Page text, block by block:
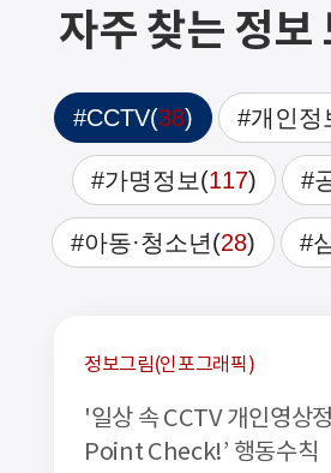
자주 찾는 정보
#CCTV(38) #개인정
#가명정보(117) #
#아동·청소년(28) #
정보그림(인포그래픽)
'일상 속 CCTV 개인영상
Point Check!’ 행동수칙